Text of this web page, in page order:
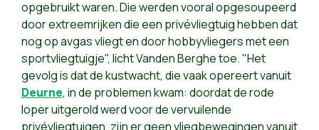
opgebruikt waren. Die werden vooral opgesoupeerd
door extreemrijken die een privévliegtuig hebben dat
nog op avgas vliegt en door hobbyvliegers met een
sportvliegtuigje", licht Vanden Berghe toe. "Het
gevolg is dat de kustwacht, die vaak opereert vanuit
Deurne, in de problemen kwam: doordat de rode
loper uitgerold werd voor de vervuilende
privévliegtuigen, zijn er geen vliegbewegingen vanuit